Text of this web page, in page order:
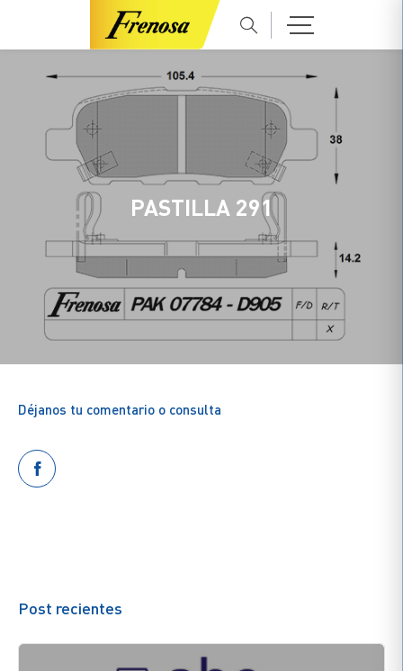
PASTILLA 291
Déjanos tu comentario o consulta
Post recientes